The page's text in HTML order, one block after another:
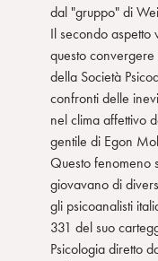
dal "gruppo" di
Il secondo aspetto
questo
della Società
confronti delle
nel clima affettivo
gentile di Egon
Questo fenomeno
giovavano di
gli psicoanalisti
331 del suo
Psicologia diretto